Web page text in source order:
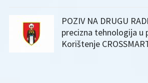
POZIV NA DRUGU
precizna tehnologija u
Korištenje